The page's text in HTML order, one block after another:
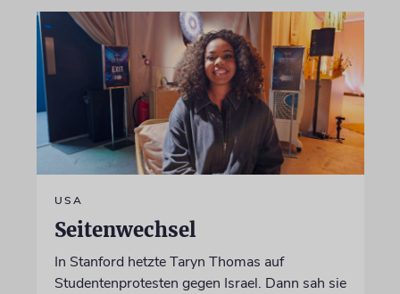
USA
Seitenwechsel
In Stanford hetzte Taryn Thomas auf
Studentenprotesten gegen Israel. Dann sah sie